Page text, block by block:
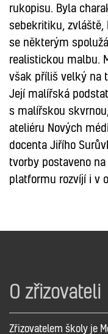
rukopisu. Byla
sebekritiku, zvláště,
se některým
realistickou malbu.
však příliš velký na
Její malířská
s malířskou
ateliéru Nových
docenta Jiřího
tvorby postaveno
platformu rozvíjí i v
O zřizovateli
Zřizovatelem školy je